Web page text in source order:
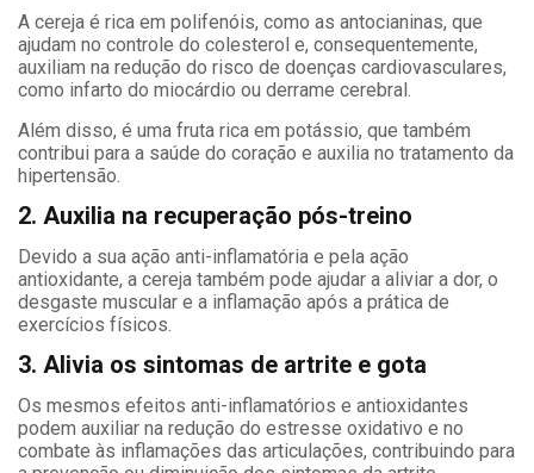
A cereja é rica em polifenóis, como as antocianinas, que
ajudam no controle do colesterol e, consequentemente,
auxiliam na redução do risco de doenças cardiovasculares,
como infarto do miocárdio ou derrame cerebral.
Além disso, é uma fruta rica em potássio, que também
contribui para a saúde do coração e auxilia no tratamento da
hipertensão.
2. Auxilia na recuperação pós-treino
Devido a sua ação anti-inflamatória e pela ação
antioxidante, a cereja também pode ajudar a aliviar a dor, o
desgaste muscular e a inflamação após a prática de
exercícios físicos.
3. Alivia os sintomas de artrite e gota
Os mesmos efeitos anti-inflamatórios e antioxidantes
podem auxiliar na redução do estresse oxidativo e no
combate às inflamações das articulações, contribuindo para